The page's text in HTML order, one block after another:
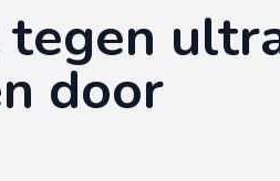
door